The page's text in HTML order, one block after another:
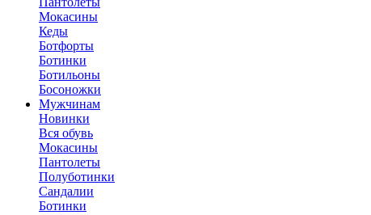
Мокасины
Кеды
Ботфорты
Ботинки
Ботильоны
Босоножки
Мужчинам
Новинки
Вся обувь
Мокасины
Пантолеты
Полуботинки
Сандалии
Ботинки